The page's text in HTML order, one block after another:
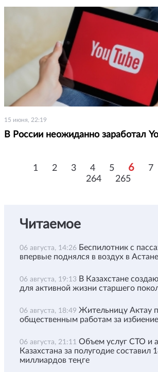
15 июня, 22:19
В России неожиданно заработал
1 2 3 4 5 6 7
264
265
Читаемое
06 августа, 14:26 Беспилотник с
впервые поднялся в воздух в Астане
06 августа, 19:13 В Казахстане
для активной жизни старшего
06 августа, 18:49 Жительницу Актау
общественным работам за
06 августа, 21:11 Объем услуг СТО и
Казахстана за полугодие составил
миллиардов теңге